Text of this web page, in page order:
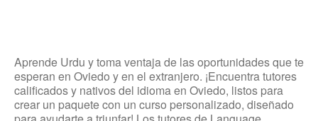
Aprende Urdu y toma ventaja de las oportunidades que te
esperan en Oviedo y en el extranjero. ¡Encuentra tutores
calificados y nativos del idioma en Oviedo, listos para
crear un paquete con un curso personalizado, diseñado